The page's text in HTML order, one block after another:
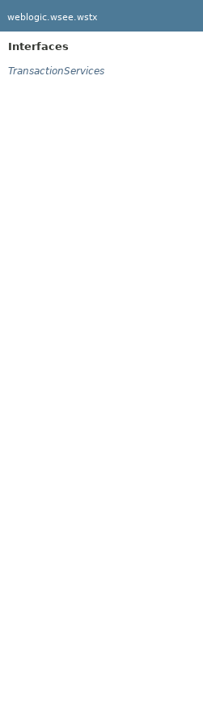
weblogic.wsee.wstx
Interfaces
TransactionServices